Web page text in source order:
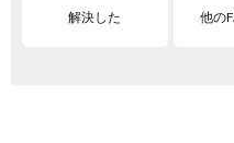
解決した 他の